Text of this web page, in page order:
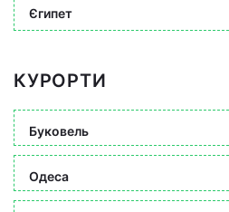
Єгипет
КУРОРТИ
Буковель
Одеса